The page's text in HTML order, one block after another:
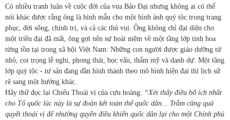
Có nhiều tranh luận về cuộc đời của vua Bảo Đại nhưng không ai có thể
nói khác được rằng ông là hình mẫu cho một hình ảnh quý tộc trong trang
phục, đời sống, chính trị, và cả các thú vui. Ông không chỉ đại diện cho
một triều đại đã mất, ông gợi nên sự hoài niệm về một tầng lớp tinh hoa
từng tồn tại trong xã hội Việt Nam: Những con người được giáo dưỡng từ
nhỏ, coi trọng lễ nghi, phong thái, học vấn, thẩm mỹ và danh dự. Một tầng
lớp quý tộc - tư sản đang dần hình thành theo mô hình hiện đại thì lịch sử
rẽ sang một hướng khác.
Hãy thử đọc lại Chiếu Thoái vị của cựu hoàng: “Xét thấy điều bổ ích nhất
cho Tổ quốc lúc này là sự đoàn kết toàn thể quốc dân… Trẫm cũng quả
quyết thoái vị để nhường quyền điều khiển quốc dân lại cho một Chính phủ